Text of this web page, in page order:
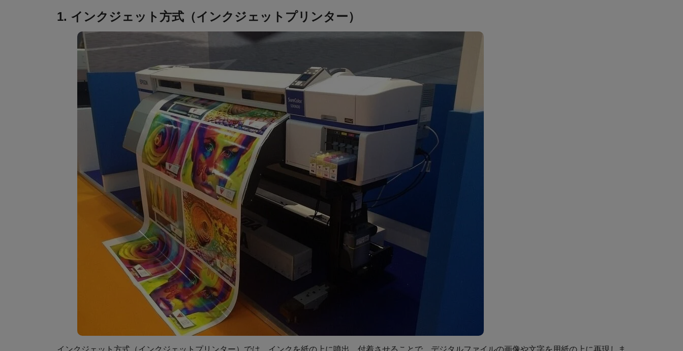
1. インクジェット方式（インクジェットプリンター）
インクジェット方式（インクジェットプリンター）では、インクを紙の上に噴出、付着させることで、デジタルファイルの画像や文字を用紙の上に再現しま